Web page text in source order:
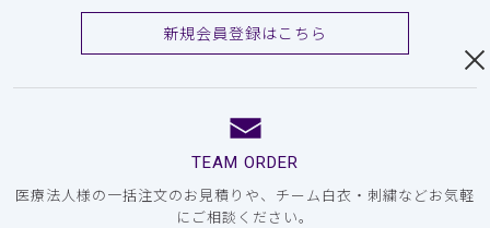
新規会員登録はこちら
TEAM ORDER
医療法人様の一括注文のお見積りや、チーム白衣・刺繍などお気軽
にご相談ください。